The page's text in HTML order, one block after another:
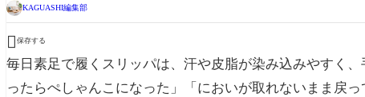
KAGUASHI編集部
 保存する
毎日素足で履くスリッパは、汗や皮脂が染み込みやすく
ったらぺしゃんこになった」「においが取れないまま戻